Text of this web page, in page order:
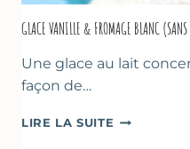
GLACE VANILLE & FROMAGE BLANC (SANS
Une glace au lait
façon de…
LIRE LA SUITE GLACE